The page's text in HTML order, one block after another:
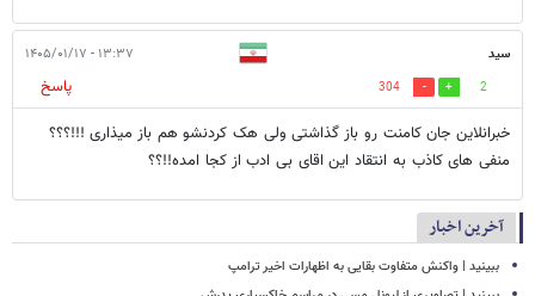
سید ۱۳:۳۷ - ۱۴۰۵/۰۱/۱۷
2
304
پاسخ
خبرانلاین جان کامنت رو باز گذاشتی ولی هک کردنشو هم باز میذاری !!!؟؟؟
منفی های کاذب به انتقاد این اقای بی ادب از کجا امده!!؟؟
آخرین اخبار
ببینید | واکنش متفاوت بقایی به اظهارات اخیر ترامپ